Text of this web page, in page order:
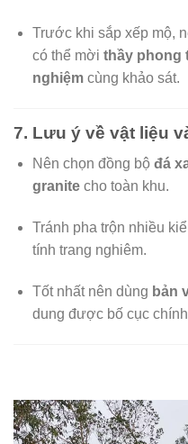
Trước khi sắp xếp mộ,
có thể mời thầy phong
nghiệmcùng khảo sát.
7. Lưu ý về vật liệu
Nên chọn đồng bộ đá
granitecho toàn khu.
Tránh pha trộn nhiều
tính trang nghiêm.
Tốt nhất nên dùng bản
dung được bố cục